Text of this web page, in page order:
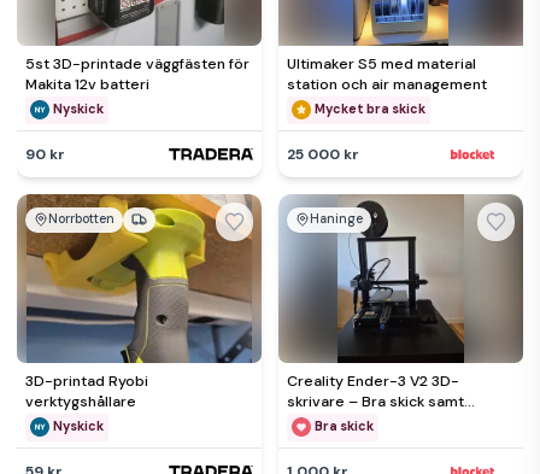
5st 3D-printade väggfästen för
Makita 12v batteri
Nyskick
90 kr
Ultimaker S5 med material
station och air management
Mycket bra skick
25 000 kr
Norrbotten
3D-printad Ryobi
verktygshållare
Nyskick
Haninge
Creality Ender-3 V2 3D-
skrivare – Bra skick samt
tillbehörBra skick